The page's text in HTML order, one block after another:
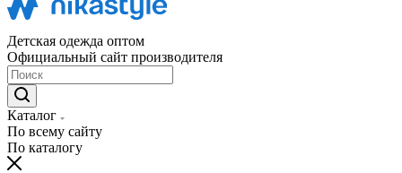
Детская одежда оптом
Официальный сайт производителя
Каталог
По всему сайту
По каталогу